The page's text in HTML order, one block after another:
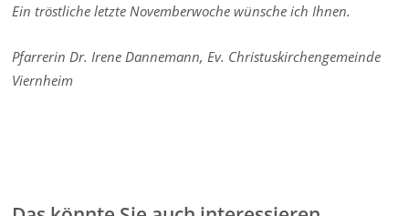
Ein tröstliche letzte Novemberwoche wünsche ich Ihnen.
Pfarrerin Dr. Irene Dannemann, Ev. Christuskirchengemeinde
Viernheim